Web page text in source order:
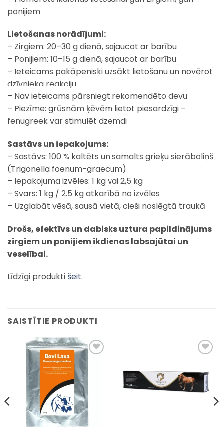
ponijiem
Lietošanas norādījumi:
– Zirgiem: 20–30 g dienā, sajaucot ar barību
– Ponijiem: 10–15 g dienā, sajaucot ar barību
– Ieteicams pakāpeniski uzsākt lietošanu un novērot
dzīvnieka reakciju
– Nav ieteicams pārsniegt rekomendēto devu
– Piezīme: grūsnām ķēvēm lietot piesardzīgi –
fenugreek var stimulēt dzemdi
Sastāvs un iepakojums:
– Sastāvs: 100 % kaltēts un samalts grieķu sierāboliņš
(Trigonella foenum-graecum)
– Iepakojuma izvēles: 1 kg vai 2,5 kg
– Svars: 1 kg / 2.5 kg atkarībā no izvēles
– Uzglabāt vēsā, sausā vietā, cieši noslēgtā traukā
Drošs, efektīvs un dabisks uztura papildinājums
zirgiem un ponijiem ikdienas labsajūtai un
veselībai.
Līdzīgi produkti šeit.
SAISTĪTIE PRODUKTI
Pievienot
sarakstam